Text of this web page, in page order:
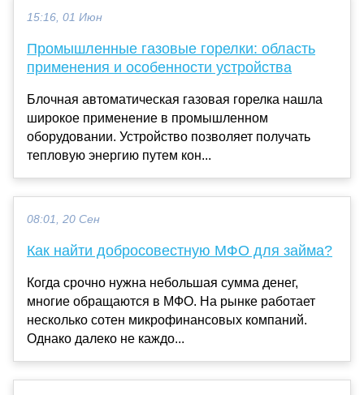
15:16, 01 Июн
Промышленные газовые горелки: область
применения и особенности устройства
Блочная автоматическая газовая горелка нашла
широкое применение в промышленном
оборудовании. Устройство позволяет получать
тепловую энергию путем кон...
08:01, 20 Сен
Как найти добросовестную МФО для займа?
Когда срочно нужна небольшая сумма денег,
многие обращаются в МФО. На рынке работает
несколько сотен микрофинансовых компаний.
Однако далеко не каждо...